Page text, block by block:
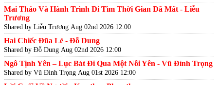
Mai Thảo Và Hành Trình Đi Tìm Thời Gian Đã Mất - Liễu
Trương
Shared by Liễu Trương Aug 02nd 2026 12:00
Hai Chiếc Đũa Lẻ - Đỗ Dung
Shared by Đỗ Dung Aug 02nd 2026 12:00
Ngô Tịnh Yên – Lục Bát Đi Qua Một Nỗi Yên - Vũ Đình Trọng
Shared by Vũ Đình Trọng Aug 01st 2026 12:00